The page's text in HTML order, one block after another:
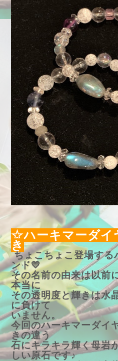
☆ハーキマーダイ
き
ちょこちょこ登場する
ンド💛
その名前の由来は以前
本当に
その透明度と輝きは水
に負けて
いません。
今回のハーキマーダイ
きの違う
石にキラキラ輝く母岩
しい原石です♪